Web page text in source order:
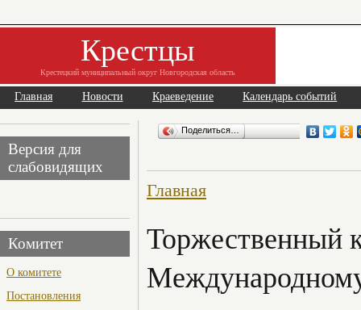
Крестцы
Крестецкий муниципальный округ Новгородская область
Главная Новости Краеведение Календарь событий
Версия для
слабовидящих
Комитет
О комитете
Постановления
Поделиться…
Главная
Торжественный